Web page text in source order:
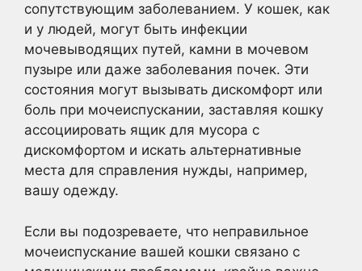
сопутствующим заболеванием. У кошек, как
и у людей, могут быть инфекции
мочевыводящих путей, камни в мочевом
пузыре или даже заболевания почек. Эти
состояния могут вызывать дискомфорт или
боль при мочеиспускании, заставляя кошку
ассоциировать ящик для мусора с
дискомфортом и искать альтернативные
места для справления нужды, например,
вашу одежду.
Если вы подозреваете, что неправильное
мочеиспускание вашей кошки связано с